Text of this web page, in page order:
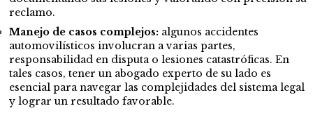
reclamo.
Manejo de casos complejos: algunos accidentes
automovilísticos involucran a varias partes,
responsabilidad en disputa o lesiones catastróficas. En
tales casos, tener un abogado experto de su lado es
esencial para navegar las complejidades del sistema legal
y lograr un resultado favorable.